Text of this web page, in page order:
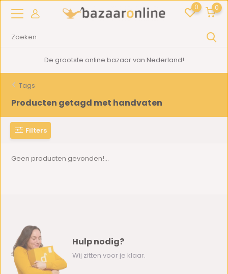
0 0
De grootste online bazaar van Nederland!
Tags
Producten getagd met handvaten
Filters
Geen producten gevonden!...
Hulp nodig?
Wij zitten voor je klaar.